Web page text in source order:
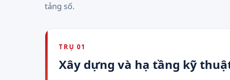
tảng số.
TRỤ 01
Xây dựng và hạ tầng kỹ